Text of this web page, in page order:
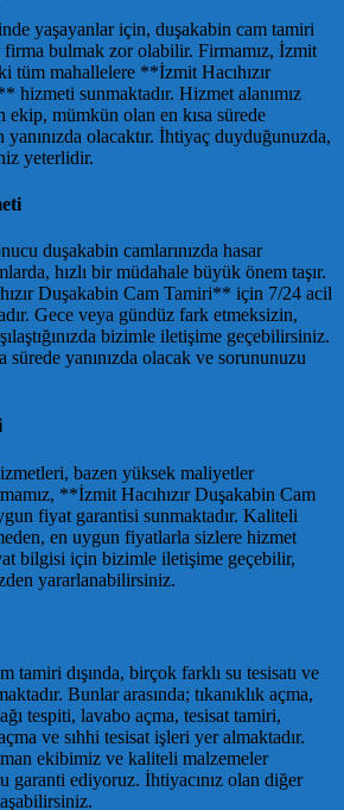
yaşayanlar için, duşakabin cam tamiri
bulmak zor olabilir. Firmamız, İzmit
tüm mahallelere **İzmit Hacıhızır
hizmeti sunmaktadır. Hizmet alanımız
ekip, mümkün olan en kısa sürede
olacaktır. İhtiyaç duyduğunuzda,
yeterlidir.
duşakabin camlarınızda hasar
hızlı bir müdahale büyük önem taşır.
Duşakabin Cam Tamiri** için 7/24 acil
Gece veya gündüz fark etmeksizin,
bizimle iletişime geçebilirsiniz.
sürede yanınızda olacak ve sorununuzu
bazen yüksek maliyetler
**İzmit Hacıhızır Duşakabin Cam
fiyat garantisi sunmaktadır. Kaliteli
en uygun fiyatlarla sizlere hizmet
bilgisi için bizimle iletişime geçebilir,
yararlanabilirsiniz.
tamiri dışında, birçok farklı su tesisatı ve
Bunlar arasında; tıkanıklık açma,
tespiti, lavabo açma, tesisat tamiri,
ve sıhhi tesisat işleri yer almaktadır.
ekibimiz ve kaliteli malzemeler
garanti ediyoruz. İhtiyacınız olan diğer